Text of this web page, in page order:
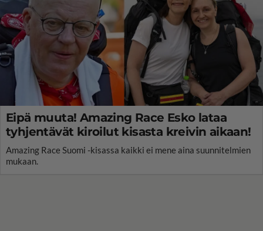
Eipä muuta! Amazing Race Esko lataa
tyhjentävät kiroilut kisasta kreivin aikaan!
Amazing Race Suomi -kisassa kaikki ei mene aina suunnitelmien
mukaan.